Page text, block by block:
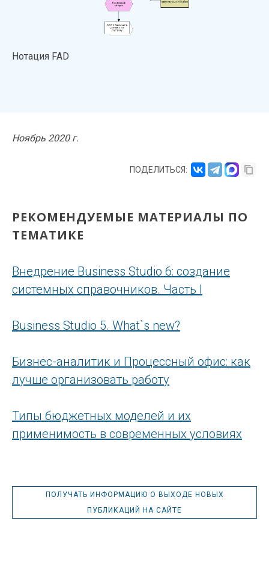
Нотация FAD
Ноябрь 2020 г.
ПОДЕЛИТЬСЯ:
РЕКОМЕНДУЕМЫЕ МАТЕРИАЛЫ ПО
ТЕМАТИКЕ
Внедрение Business Studio 6: создание
системных справочников. Часть I
Business Studio 5. What`s new?
Бизнес-аналитик и Процессный офис: как
лучше организовать работу
Типы бюджетных моделей и их
применимость в современных условиях